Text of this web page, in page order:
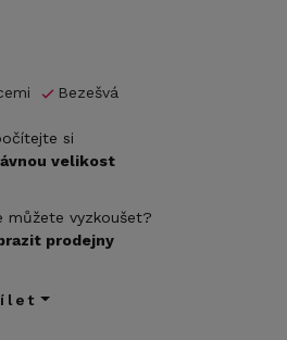
Bezešvá
si
velikost
můžete vyzkoušet?
prodejny